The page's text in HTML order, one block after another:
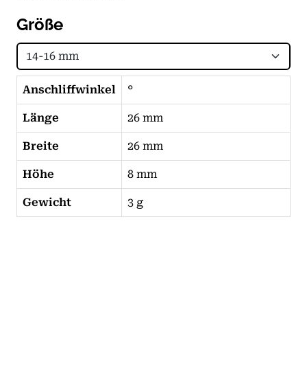
variieren!
Größe
Anschliffwinkel °
Länge 26 mm
Breite 26 mm
Höhe 8 mm
Gewicht 3 g